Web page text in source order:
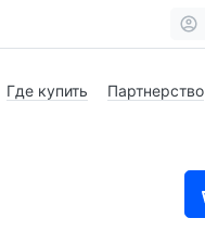
Где купить Партнерство